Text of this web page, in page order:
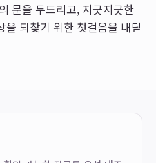
문을 두드리고, 지긋지긋한
되찾기 위한 첫걸음을 내딛